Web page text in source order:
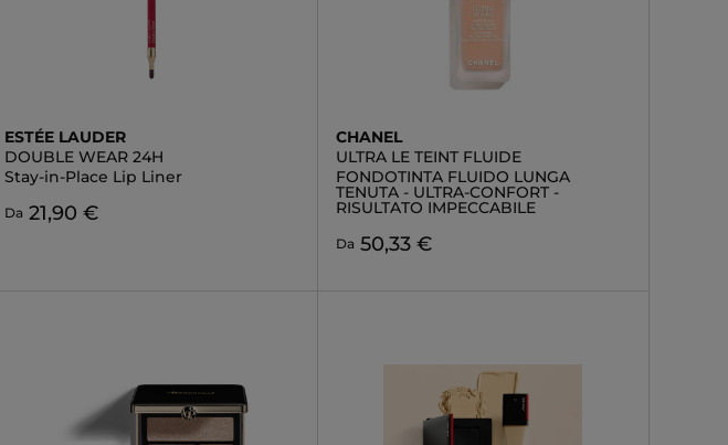
ESTÉE LAUDER
DOUBLE WEAR 24H
Stay-in-Place Lip Liner
Da 21,90 €
CHANEL
ULTRA LE TEINT FLUIDE
FONDOTINTA FLUIDO LUNGA
TENUTA - ULTRA-CONFORT -
RISULTATO IMPECCABILE
Da 50,33 €